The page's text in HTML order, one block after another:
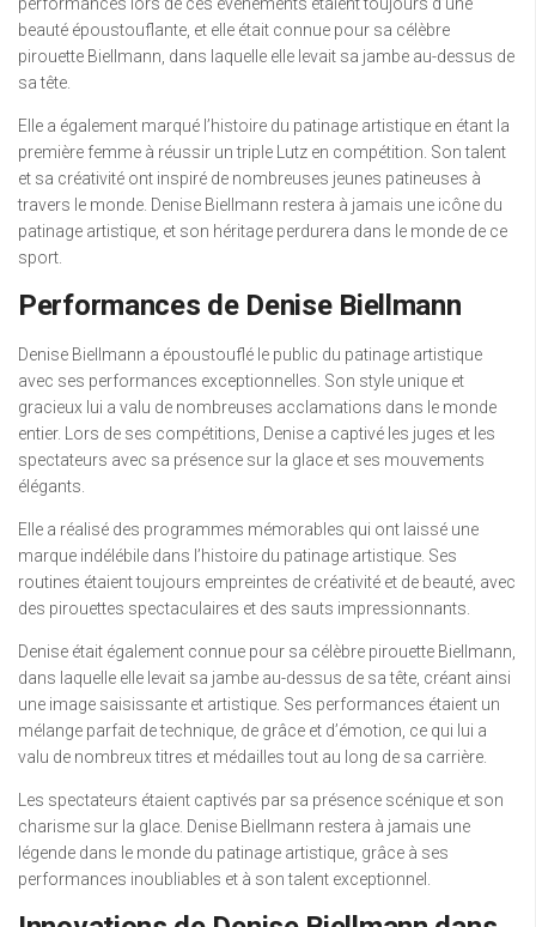
beauté époustouflante, et elle était connue pour sa célèbre
pirouette Biellmann, dans laquelle elle levait sa jambe au-dessus de
sa tête.
Elle a également marqué l’histoire du patinage artistique en étant la
première femme à réussir un triple Lutz en compétition. Son talent
et sa créativité ont inspiré de nombreuses jeunes patineuses à
travers le monde. Denise Biellmann restera à jamais une icône du
patinage artistique, et son héritage perdurera dans le monde de ce
sport.
Performances de Denise Biellmann
Denise Biellmann a époustouflé le public du patinage artistique
avec ses performances exceptionnelles. Son style unique et
gracieux lui a valu de nombreuses acclamations dans le monde
entier. Lors de ses compétitions, Denise a captivé les juges et les
spectateurs avec sa présence sur la glace et ses mouvements
élégants.
Elle a réalisé des programmes mémorables qui ont laissé une
marque indélébile dans l’histoire du patinage artistique. Ses
routines étaient toujours empreintes de créativité et de beauté, avec
des pirouettes spectaculaires et des sauts impressionnants.
Denise était également connue pour sa célèbre pirouette Biellmann,
dans laquelle elle levait sa jambe au-dessus de sa tête, créant ainsi
une image saisissante et artistique. Ses performances étaient un
mélange parfait de technique, de grâce et d’émotion, ce qui lui a
valu de nombreux titres et médailles tout au long de sa carrière.
Les spectateurs étaient captivés par sa présence scénique et son
charisme sur la glace. Denise Biellmann restera à jamais une
légende dans le monde du patinage artistique, grâce à ses
performances inoubliables et à son talent exceptionnel.